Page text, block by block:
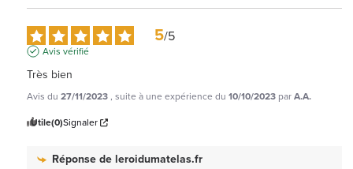
5/5
Avis vérifié
Très bien
Avis du 27/11/2023, suite à une expérience du 10/10/2023 parA.A.
Utile(0)Signaler
Réponse deleroidumatelas.fr